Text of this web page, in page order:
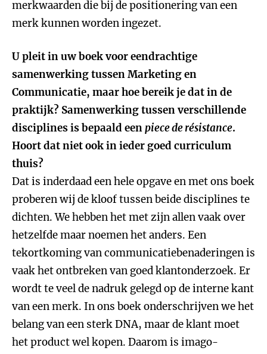
merkwaarden die bij de positionering van een
merk kunnen worden ingezet.
U pleit in uw boek voor eendrachtige
samenwerking tussen Marketing en
Communicatie, maar hoe bereik je dat in de
praktijk? Samenwerking tussen verschillende
disciplines is bepaald eenpiece de résistance.
Hoort dat niet ook in ieder goed curriculum
thuis?
Dat is inderdaad een hele opgave en met ons boek
proberen wij de kloof tussen beide disciplines te
dichten. We hebben het met zijn allen vaak over
hetzelfde maar noemen het anders. Een
tekortkoming van communicatiebenaderingen is
vaak het ontbreken van goed klantonderzoek. Er
wordt te veel de nadruk gelegd op de interne kant
van een merk. In ons boek onderschrijven we het
belang van een sterk DNA, maar de klant moet
het product wel kopen. Daarom is imago-